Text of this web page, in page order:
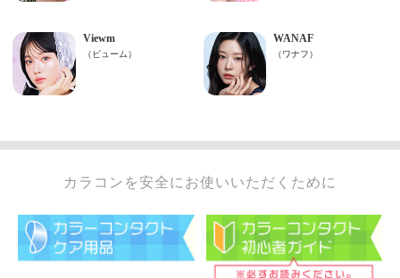
カラコンを安全にお使いいただくために